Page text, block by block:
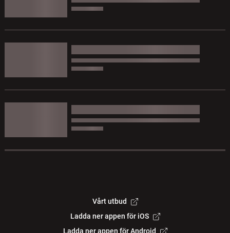
Vårt utbud
Ladda ner appen för iOS
Ladda ner appen för Android